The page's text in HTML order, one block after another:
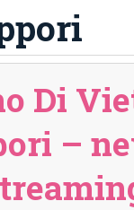
Di
–